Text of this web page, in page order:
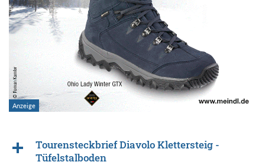
Tourensteckbrief Diavolo Klettersteig -
Tüfelstalboden